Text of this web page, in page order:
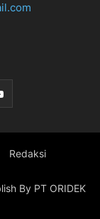
Redaksi
By PT ORIDEK